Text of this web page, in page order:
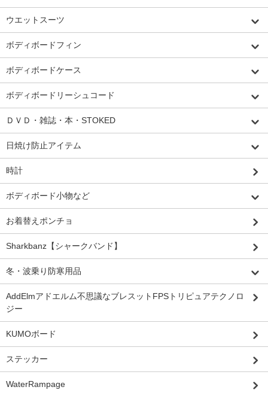
ウエットスーツ
ボディボードフィン
ボディボードケース
ボディボードリーシュコード
ＤＶＤ・雑誌・本・STOKED
日焼け防止アイテム
時計
ボディボード小物など
お着替えポンチョ
Sharkbanz【シャークバンド】
冬・波乗り防寒用品
AddElmアドエルム不思議なブレスットFPSトリピュアテクノロ
ジー
KUMOボード
ステッカー
WaterRampage